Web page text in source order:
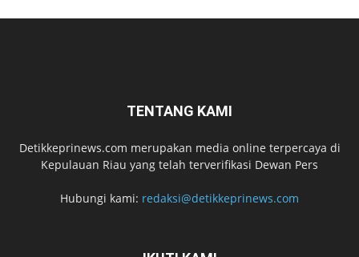
TENTANG KAMI
Detikkeprinews.com merupakan media online terpercaya di
Kepulauan Riau yang telah terverifikasi Dewan Pers
Hubungi kami: redaksi@detikkeprinews.com